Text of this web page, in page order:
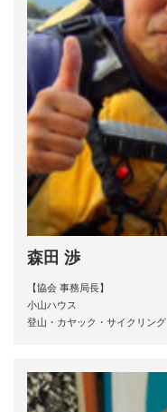
森田 渉
【協会 事務局長】
小山ハウス
登山・カヤック・サイクリング